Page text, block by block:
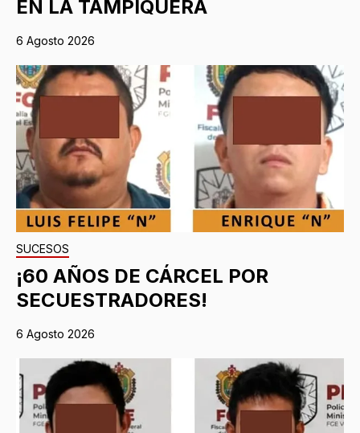
EN LA TAMPIQUERA
6 Agosto 2026
SUCESOS
¡60 AÑOS DE CÁRCEL POR
SECUESTRADORES!
6 Agosto 2026